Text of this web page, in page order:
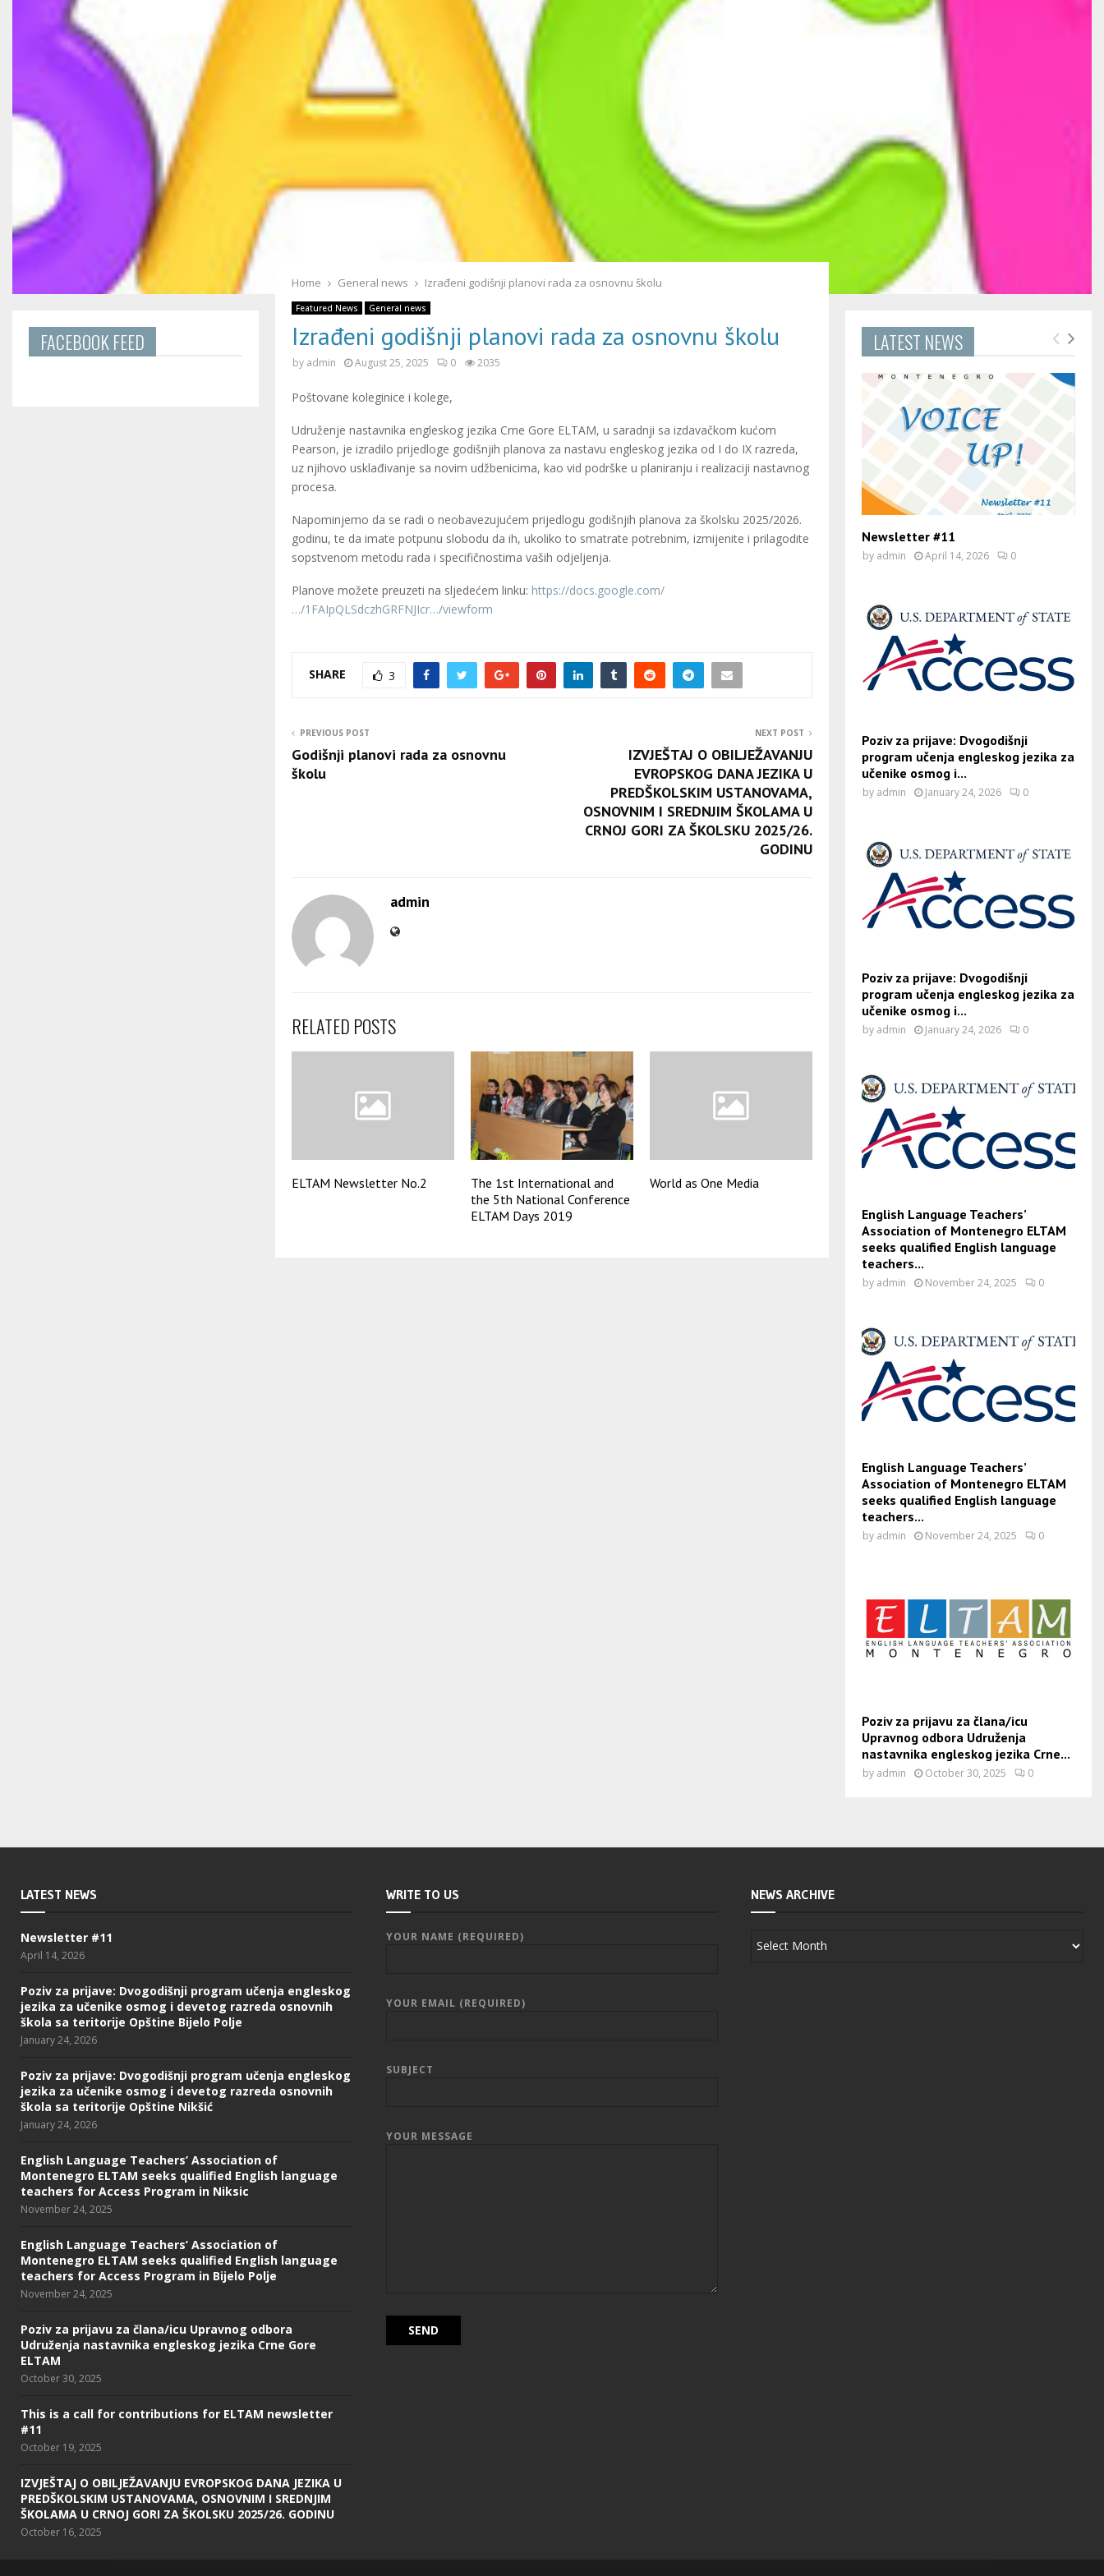
Home General news Izrađeni godišnji planovi rada za osnovnu školu
Featured News General news
Izrađeni godišnji planovi rada za osnovnu školu
by admin August 25, 2025 0 2035
Poštovane koleginice i kolege,
Udruženje nastavnika engleskog jezika Crne Gore ELTAM, u saradnji sa izdavačkom kućom
Pearson, je izradilo prijedloge godišnjih planova za nastavu engleskog jezika od I do IX razreda,
uz njihovo usklađivanje sa novim udžbenicima, kao vid podrške u planiranju i realizaciji nastavnog
procesa.
Napominjemo da se radi o neobavezujućem prijedlogu godišnjih planova za školsku 2025/2026.
godinu, te da imate potpunu slobodu da ih, ukoliko to smatrate potrebnim, izmijenite i prilagodite
sopstvenom metodu rada i specifičnostima vaših odjeljenja.
Planove možete preuzeti na sljedećem linku: https://docs.google.com/
…/1FAIpQLSdczhGRFNJIcr…/viewform
SHARE 3
PREVIOUS POST
Godišnji planovi rada za osnovnu
školu
NEXT POST
IZVJEŠTAJ O OBILJEŽAVANJU
EVROPSKOG DANA JEZIKA U
PREDŠKOLSKIM USTANOVAMA,
OSNOVNIM I SREDNJIM ŠKOLAMA U
CRNOJ GORI ZA ŠKOLSKU 2025/26.
GODINU
admin
RELATED POSTS
ELTAM Newsletter No.2
The 1st International and
the 5th National Conference
ELTAM Days 2019
World as One Media
FACEBOOK FEED LATEST NEWS
Newsletter #11
by admin April 14, 2026 0
Poziv za prijave: Dvogodišnji
program učenja engleskog jezika za
učenike osmog i...
by admin January 24, 2026 0
Poziv za prijave: Dvogodišnji
program učenja engleskog jezika za
učenike osmog i...
by admin January 24, 2026 0
English Language Teachers’
Association of Montenegro ELTAM
seeks qualified English language
teachers...
by admin November 24, 2025 0
English Language Teachers’
Association of Montenegro ELTAM
seeks qualified English language
teachers...
by admin November 24, 2025 0
Poziv za prijavu za člana/icu
Upravnog odbora Udruženja
nastavnika engleskog jezika Crne...
by admin October 30, 2025 0
LATEST NEWS
Newsletter #11
April 14, 2026
Poziv za prijave: Dvogodišnji program učenja engleskog
jezika za učenike osmog i devetog razreda osnovnih
škola sa teritorije Opštine Bijelo Polje
January 24, 2026
Poziv za prijave: Dvogodišnji program učenja engleskog
jezika za učenike osmog i devetog razreda osnovnih
škola sa teritorije Opštine Nikšić
January 24, 2026
English Language Teachers’ Association of
Montenegro ELTAM seeks qualified English language
teachers for Access Program in Niksic
November 24, 2025
English Language Teachers’ Association of
Montenegro ELTAM seeks qualified English language
teachers for Access Program in Bijelo Polje
November 24, 2025
Poziv za prijavu za člana/icu Upravnog odbora
Udruženja nastavnika engleskog jezika Crne Gore
ELTAM
October 30, 2025
This is a call for contributions for ELTAM newsletter
#11
October 19, 2025
IZVJEŠTAJ O OBILJEŽAVANJU EVROPSKOG DANA JEZIKA U
PREDŠKOLSKIM USTANOVAMA, OSNOVNIM I SREDNJIM
ŠKOLAMA U CRNOJ GORI ZA ŠKOLSKU 2025/26. GODINU
October 16, 2025
WRITE TO US
YOUR NAME (REQUIRED)
YOUR EMAIL (REQUIRED)
SUBJECT
YOUR MESSAGE
NEWS ARCHIVE